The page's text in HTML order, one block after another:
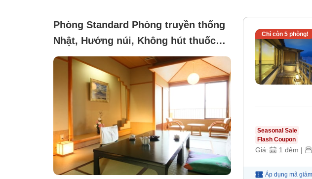
Phòng Standard Phòng truyền thống
Nhật, Hướng núi, Không hút thuốc
(10 chiếu)
Chỉ còn 5phòng!
Seasonal Sale
Flash Coupon
Giá: 1 đêm |
Áp dụng mã giảm